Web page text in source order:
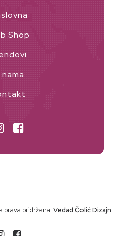
Shop
nama
prava pridržana.Vedad Čolić Dizajn